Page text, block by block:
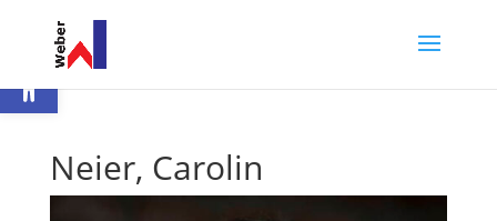
Werkzeugleiste öffnen
Neier, Carolin